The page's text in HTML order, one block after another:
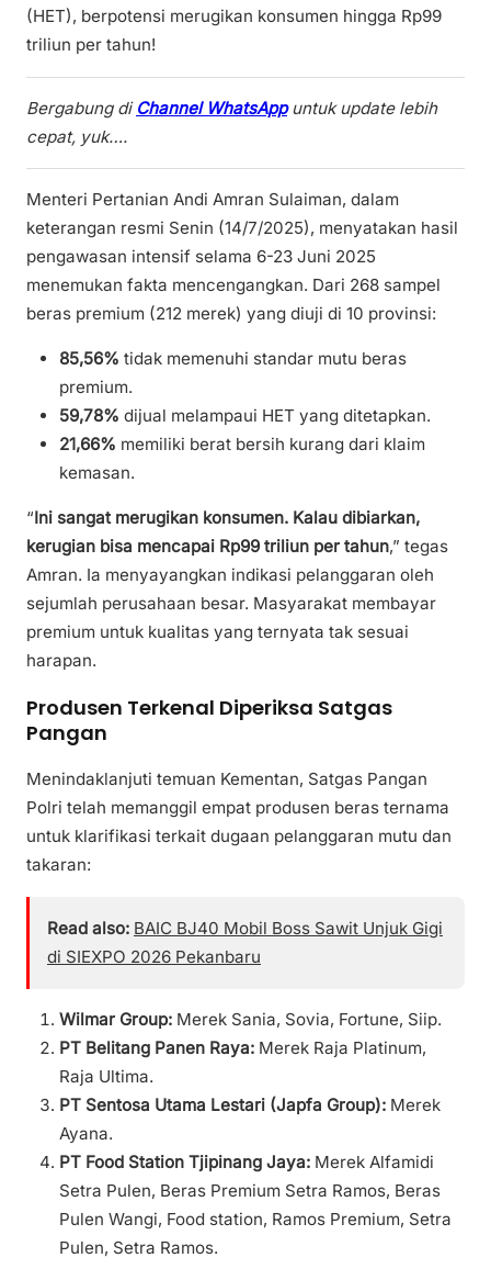
(HET), berpotensi merugikan konsumen hingga Rp99
triliun per tahun!
Bergabung di Channel WhatsAppuntuk update lebih
cepat, yuk….
Menteri Pertanian Andi Amran Sulaiman, dalam
keterangan resmi Senin (14/7/2025), menyatakan hasil
pengawasan intensif selama 6-23 Juni 2025
menemukan fakta mencengangkan. Dari 268 sampel
beras premium (212 merek) yang diuji di 10 provinsi:
85,56% tidak memenuhi standar mutu beras
premium.
59,78% dijual melampaui HET yang ditetapkan.
21,66% memiliki berat bersih kurang dari klaim
kemasan.
“Ini sangat merugikan konsumen. Kalau dibiarkan,
kerugian bisa mencapai Rp99 triliun per tahun,” tegas
Amran. Ia menyayangkan indikasi pelanggaran oleh
sejumlah perusahaan besar. Masyarakat membayar
premium untuk kualitas yang ternyata tak sesuai
harapan.
Produsen Terkenal Diperiksa Satgas
Pangan
Menindaklanjuti temuan Kementan, Satgas Pangan
Polri telah memanggil empat produsen beras ternama
untuk klarifikasi terkait dugaan pelanggaran mutu dan
takaran:
Read also: BAIC BJ40 Mobil Boss Sawit Unjuk Gigi
di SIEXPO 2026 Pekanbaru
Wilmar Group: Merek Sania, Sovia, Fortune, Siip.
PT Belitang Panen Raya: Merek Raja Platinum,
Raja Ultima.
PT Sentosa Utama Lestari (Japfa Group): Merek
Ayana.
PT Food Station Tjipinang Jaya: Merek Alfamidi
Setra Pulen, Beras Premium Setra Ramos, Beras
Pulen Wangi, Food station, Ramos Premium, Setra
Pulen, Setra Ramos.